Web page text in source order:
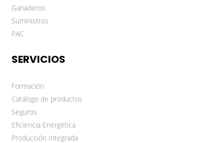
Ganaderos
Suministros
PAC
SERVICIOS
Formación
Catálogo de productos
Seguros
Eficiencia Energética
Producción Integrada